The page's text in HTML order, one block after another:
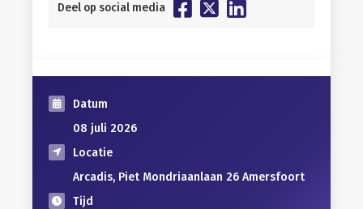
Deel op social media
Datum
08 juli 2026
Locatie
Arcadis, Piet Mondriaanlaan 26 Amersfoort
Tijd